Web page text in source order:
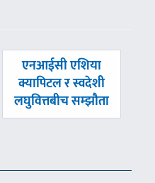
अघिल्लाे
-
एनआईसी एशिया
क्यापिटल र स्वदेशी
लघुवित्तबीच सम्झौता